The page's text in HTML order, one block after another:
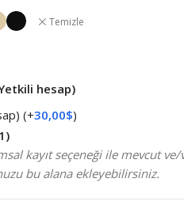
Temizle
hesap)
(+30,00$)
kayıt seçeneği ile mevcut
bu alana ekleyebilirsiniz.